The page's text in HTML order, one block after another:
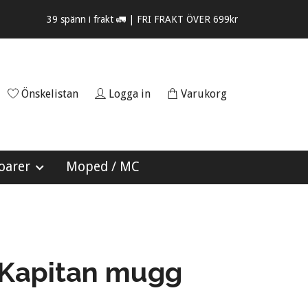
39 spänn i frakt 🚛 | FRI FRAKT ÖVER 699kr
Önskelistan Logga in Varukorg
Moped / MC
mugg